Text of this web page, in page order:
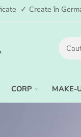
✓ Create în
CORP MAKE-